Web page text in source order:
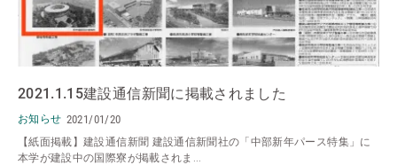
2021.1.15建設通信新聞に掲載されました
お知らせ 2021/01/20
【紙面掲載】建設通信新聞 建設通信新聞社の「中部新年パース特集」に
本学が建設中の国際寮が掲載されま...